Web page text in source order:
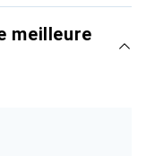
meilleure